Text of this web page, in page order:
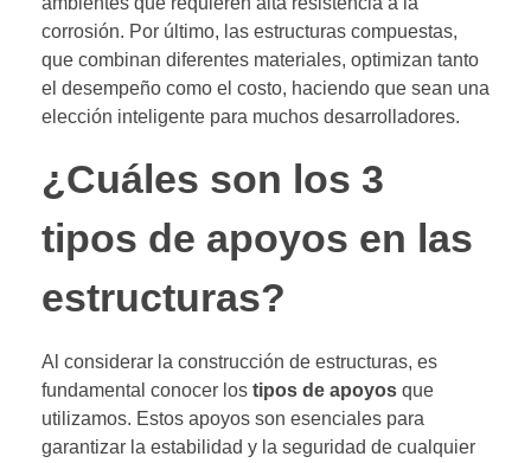
corrosión. Por último, las estructuras compuestas,
que combinan diferentes materiales, optimizan tanto
el desempeño como el costo, haciendo que sean una
elección inteligente para muchos desarrolladores.
¿Cuáles son los 3
tipos de apoyos en las
estructuras?
Al considerar la construcción de estructuras, es
fundamental conocer los tipos de apoyos que
utilizamos. Estos apoyos son esenciales para
garantizar la estabilidad y la seguridad de cualquier